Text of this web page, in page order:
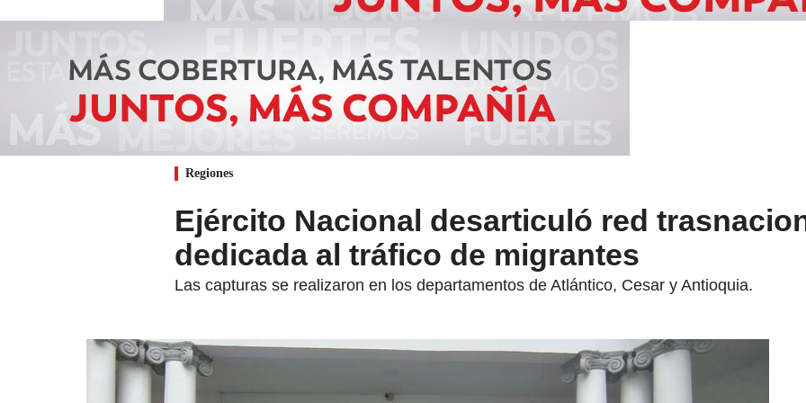
Regiones
Ejército Nacional desarticuló red
dedicada al tráfico de migrantes
Las capturas se realizaron en los departamentos de Atlántico, Cesar y Antioquia.